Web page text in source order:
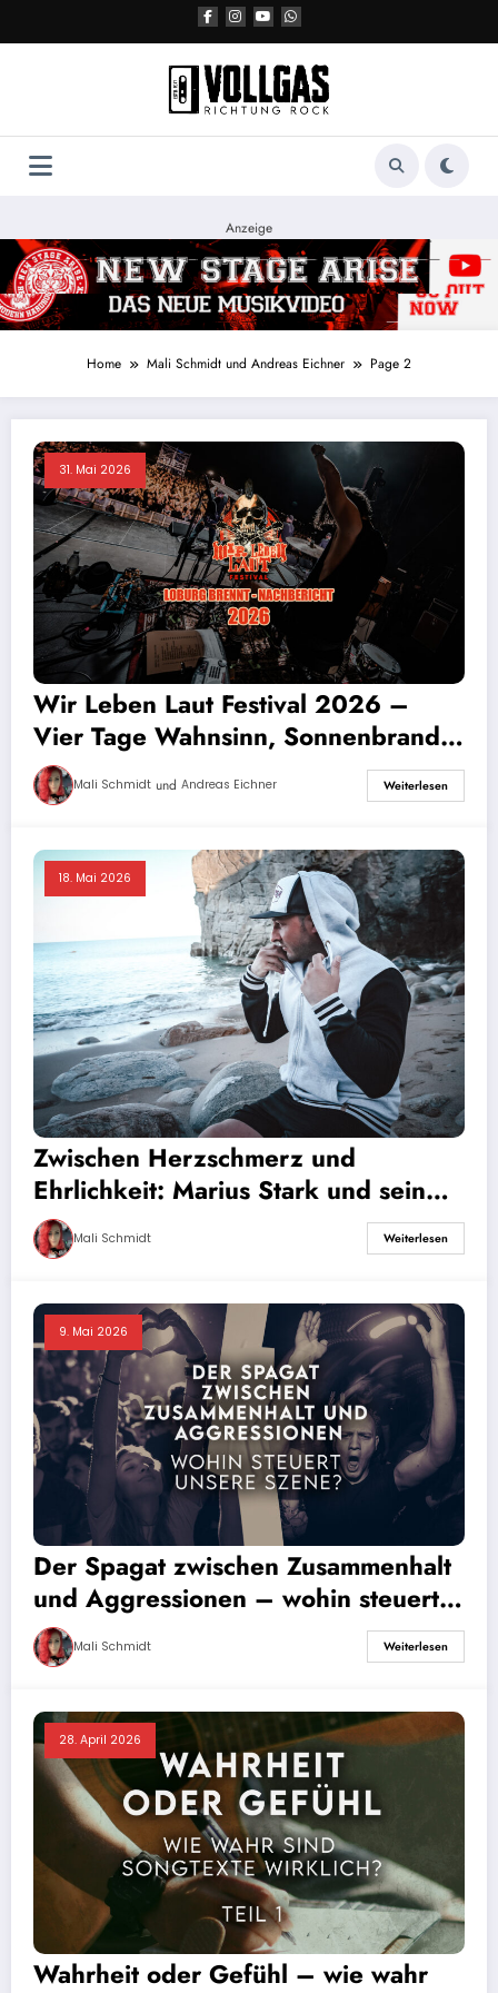
Anzeige
Home Mali Schmidt und Andreas Eichner Page 2
31. Mai 2026
Wir Leben Laut Festival 2026 –
Vier Tage Wahnsinn, Sonnenbrand
und stabile Eskalation
Mali Schmidt und Andreas Eichner Weiterlesen
18. Mai 2026
Zwischen Herzschmerz und
Ehrlichkeit: Marius Stark und sein
eigener Weg ins Soloprojekt
Mali Schmidt Weiterlesen
9. Mai 2026
Der Spagat zwischen Zusammenhalt
und Aggressionen – wohin steuert
unsere Szene?
Mali Schmidt Weiterlesen
28. April 2026
Wahrheit oder Gefühl – wie wahr